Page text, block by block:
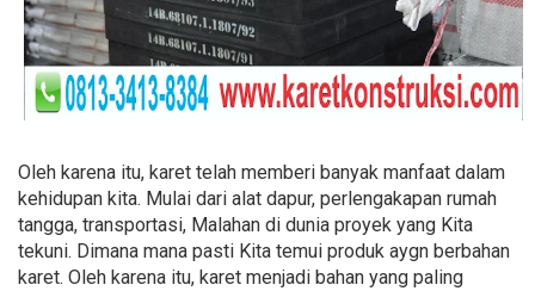
Oleh karena itu, karet telah memberi banyak manfaat dalam
kehidupan kita. Mulai dari alat dapur, perlengakapan rumah
tangga, transportasi, Malahan di dunia proyek yang Kita
tekuni. Dimana mana pasti Kita temui produk aygn berbahan
karet. Oleh karena itu, karet menjadi bahan yang paling